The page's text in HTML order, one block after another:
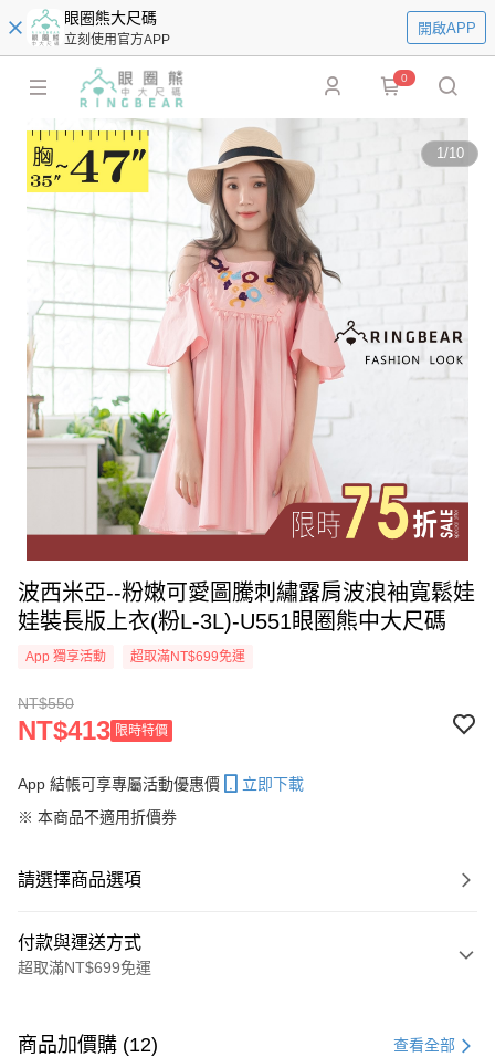
眼圈熊大尺碼
立刻使用官方APP
開啟APP
0
1/10
波西米亞--粉嫩可愛圖騰刺繡露肩波浪袖寬鬆娃
娃裝長版上衣(粉L-3L)-U551眼圈熊中大尺碼
App 獨享活動 超取滿NT$699免運
NT$550
NT$413 限時特價
App 結帳可享專屬活動優惠價
立即下載
※ 本商品不適用折價券
請選擇商品選項
付款與運送方式
超取滿NT$699免運
信用卡一次付款
商品加價購 (12) 查看全部